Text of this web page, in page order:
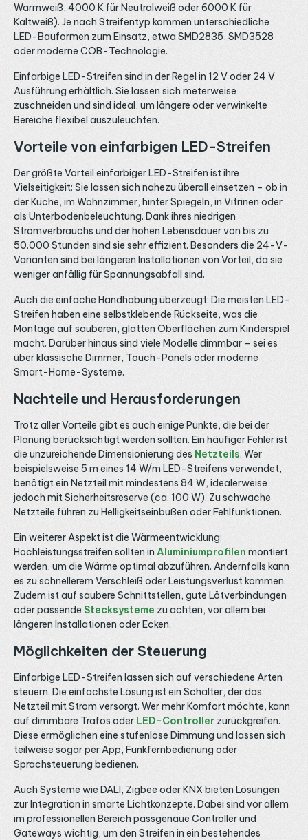
Warmweiß, 4000 K für Neutralweiß oder 6000 K für
Kaltweiß). Je nach Streifentyp kommen unterschiedliche
LED-Bauformen zum Einsatz, etwa SMD2835, SMD3528
oder moderne COB-Technologie.
Einfarbige LED-Streifen sind in der Regel in 12 V oder 24 V
Ausführung erhältlich. Sie lassen sich meterweise
zuschneiden und sind ideal, um längere oder verwinkelte
Bereiche flexibel auszuleuchten.
Vorteile von einfarbigen LED-Streifen
Der größte Vorteil einfarbiger LED-Streifen ist ihre
Vielseitigkeit: Sie lassen sich nahezu überall einsetzen – ob in
der Küche, im Wohnzimmer, hinter Spiegeln, in Vitrinen oder
als Unterbodenbeleuchtung. Dank ihres niedrigen
Stromverbrauchs und der hohen Lebensdauer von bis zu
50.000 Stunden sind sie sehr effizient. Besonders die 24-V-
Varianten sind bei längeren Installationen von Vorteil, da sie
weniger anfällig für Spannungsabfall sind.
Auch die einfache Handhabung überzeugt: Die meisten LED-
Streifen haben eine selbstklebende Rückseite, was die
Montage auf sauberen, glatten Oberflächen zum Kinderspiel
macht. Darüber hinaus sind viele Modelle dimmbar – sei es
über klassische Dimmer, Touch-Panels oder moderne
Smart-Home-Systeme.
Nachteile und Herausforderungen
Trotz aller Vorteile gibt es auch einige Punkte, die bei der
Planung berücksichtigt werden sollten. Ein häufiger Fehler ist
die unzureichende Dimensionierung des Netzteils. Wer
beispielsweise 5 m eines 14 W/m LED-Streifens verwendet,
benötigt ein Netzteil mit mindestens 84 W, idealerweise
jedoch mit Sicherheitsreserve (ca. 100 W). Zu schwache
Netzteile führen zu Helligkeitseinbußen oder Fehlfunktionen.
Ein weiterer Aspekt ist die Wärmeentwicklung:
Hochleistungsstreifen sollten in Aluminiumprofilen montiert
werden, um die Wärme optimal abzuführen. Andernfalls kann
es zu schnellerem Verschleiß oder Leistungsverlust kommen.
Zudem ist auf saubere Schnittstellen, gute Lötverbindungen
oder passende Stecksysteme zu achten, vor allem bei
längeren Installationen oder Ecken.
Möglichkeiten der Steuerung
Einfarbige LED-Streifen lassen sich auf verschiedene Arten
steuern. Die einfachste Lösung ist ein Schalter, der das
Netzteil mit Strom versorgt. Wer mehr Komfort möchte, kann
auf dimmbare Trafos oder LED-Controller zurückgreifen.
Diese ermöglichen eine stufenlose Dimmung und lassen sich
teilweise sogar per App, Funkfernbedienung oder
Sprachsteuerung bedienen.
Auch Systeme wie DALI, Zigbee oder KNX bieten Lösungen
zur Integration in smarte Lichtkonzepte. Dabei sind vor allem
im professionellen Bereich passgenaue Controller und
Gateways wichtig, um den Streifen in ein bestehendes